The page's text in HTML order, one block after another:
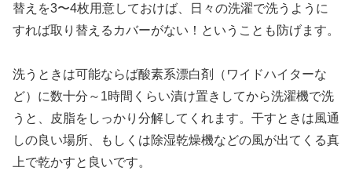
替えを3〜4枚用意しておけば、日々の洗濯で洗うように
すれば取り替えるカバーがない！ということも防げます。
洗うときは可能ならば酸素系漂白剤（ワイドハイターな
ど）に数十分～1時間くらい漬け置きしてから洗濯機で洗
うと、皮脂をしっかり分解してくれます。干すときは風通
しの良い場所、もしくは除湿乾燥機などの風が出てくる真
上で乾かすと良いです。